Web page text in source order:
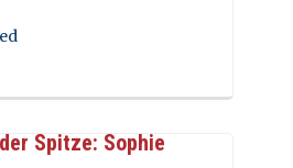
Spitze: Sophie